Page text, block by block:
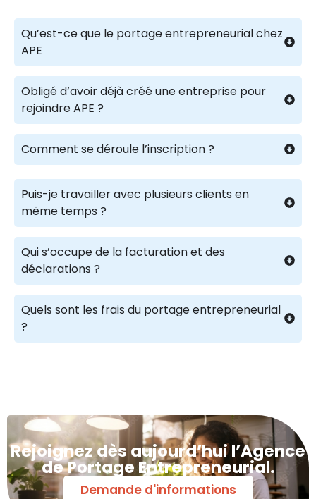
Qu’est-ce que le portage entrepreneurial chez
APE
Obligé d’avoir déjà créé une entreprise pour
rejoindre APE ?
Comment se déroule l’inscription ?
Puis-je travailler avec plusieurs clients en
même temps ?
Qui s’occupe de la facturation et des
déclarations ?
Quels sont les frais du portage entrepreneurial
?
Rejoignez dès aujourd’hui l’Agence
de Portage Entrepreneurial.
Demande d'informations